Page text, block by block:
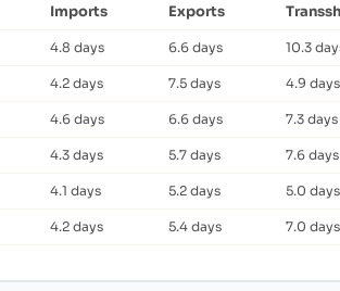
Imports Exports
4.8 days 6.6 days 10.3
4.2 days 7.5 days 4.9 days
4.6 days 6.6 days 7.3 days
4.3 days 5.7 days 7.6 days
4.1 days 5.2 days 5.0 days
4.2 days 5.4 days 7.0 days